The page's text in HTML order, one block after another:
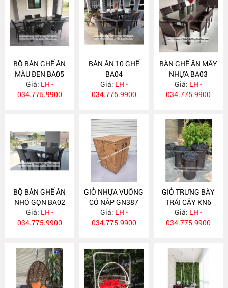
BỘ BÀN GHẾ ĂN
MÀU ĐEN BA05
Giá: LH -
034.775.9900
BÀN ĂN 10 GHẾ
BA04
Giá: LH -
034.775.9900
BÀN GHẾ ĂN MÂY
NHỰA BA03
Giá: LH -
034.775.9900
BỘ BÀN GHẾ ĂN
NHỎ GỌN BA02
Giá: LH -
034.775.9900
GIỎ NHỰA VUÔNG
CÓ NẮP GN387
Giá: LH -
034.775.9900
GIỎ TRƯNG BÀY
TRÁI CÂY KN6
Giá: LH -
034.775.9900